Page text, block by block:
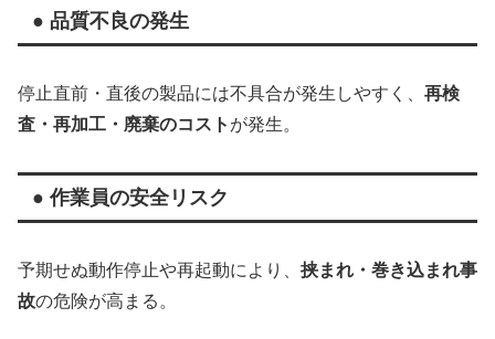
● 品質不良の発生
停止直前・直後の製品には不具合が発生しやすく、 再検
査・再加工・廃棄のコスト が発生。
● 作業員の安全リスク
予期せぬ動作停止や再起動により、 挟まれ・巻き込まれ事
故の危険が高まる。